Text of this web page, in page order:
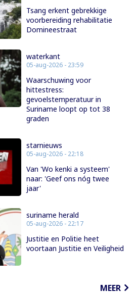
Tsang erkent gebrekkige
voorbereiding rehabilitatie
Domineestraat
waterkant
05-aug-2026 - 23:59
Waarschuwing voor
hittestress:
gevoelstemperatuur in
Suriname loopt op tot 38
graden
starnieuws
05-aug-2026 - 22:18
Van 'Wo kenki a systeem'
naar: 'Geef ons nóg twee
jaar'
suriname herald
05-aug-2026 - 22:17
Justitie en Politie heet
voortaan Justitie en Veiligheid
MEER